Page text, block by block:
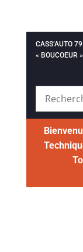
CASS’AUTO
« BOUCOEUR